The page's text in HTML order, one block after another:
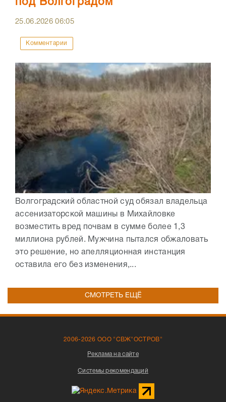
25.06.202606:05
Комментарии
Волгоградский областной суд обязал владельца
ассенизаторской машины в Михайловке
возместить вред почвам в сумме более 1,3
миллиона рублей. Мужчина пытался обжаловать
это решение, но апелляционная инстанция
оставила его без изменения,...
СМОТРЕТЬ ЕЩЁ
2006-2026 ООО "СВЖ"ОСТРОВ"
Реклама на сайте
Системы рекомендаций